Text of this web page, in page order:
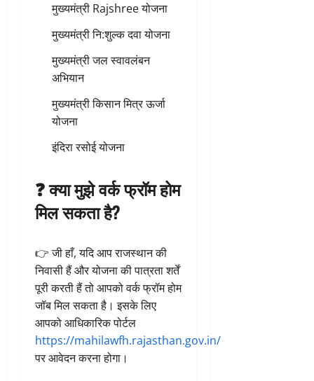
मुख्यमंत्री Rajshree योजना
मुख्यमंत्री नि:शुल्क दवा योजना
मुख्यमंत्री जल स्वावलंबन
अभियान
मुख्यमंत्री किसान मित्र ऊर्जा
योजना
इंदिरा रसोई योजना
❓ क्या मुझे वर्क फ्रॉम होम
मिल सकता है?
👉 जी हाँ, यदि आप राजस्थान की
निवासी हैं और योजना की पात्रता शर्तें
पूरी करती हैं तो आपको वर्क फ्रॉम होम
जॉब मिल सकता है। इसके लिए
आपको आधिकारिक पोर्टल
https://mahilawfh.rajasthan.gov.in/
पर आवेदन करना होगा।